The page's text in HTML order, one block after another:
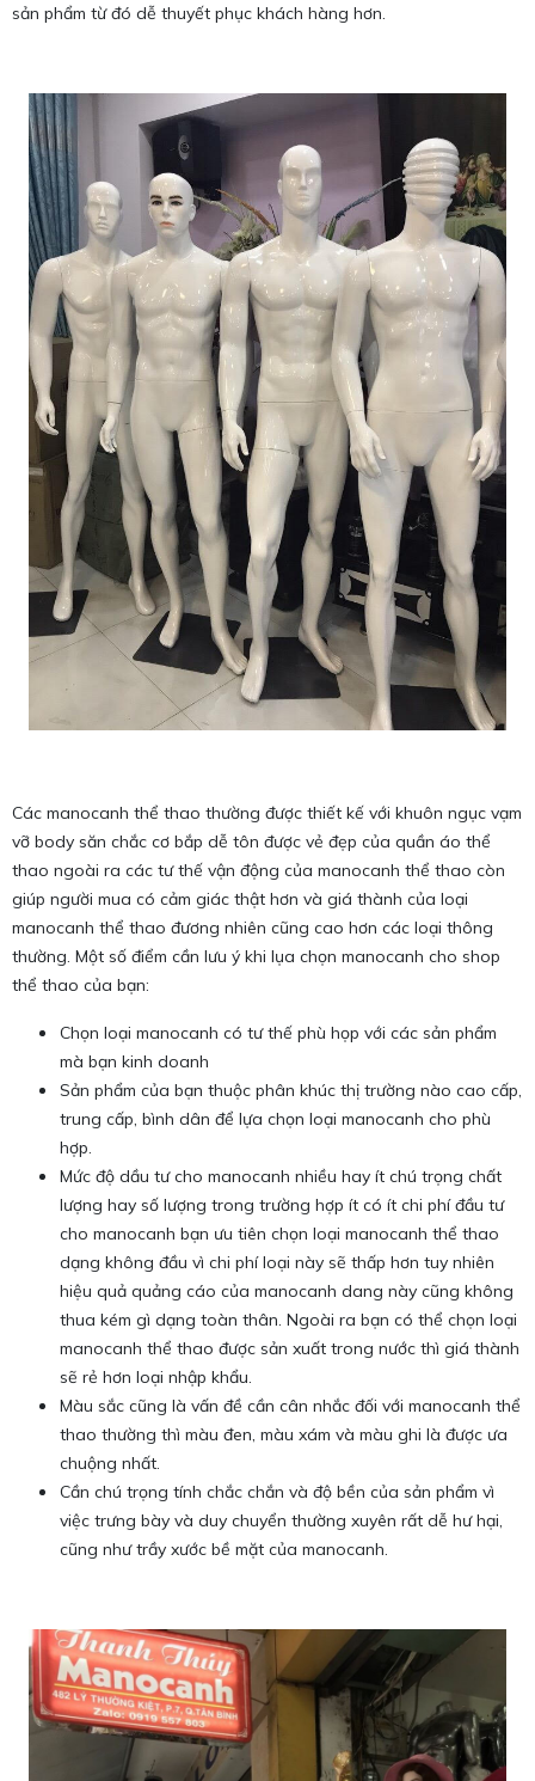
sản phẩm từ đó dễ thuyết phục khách hàng hơn.
Các manocanh thể thao thường được thiết kế với khuôn ngục vạm
vỡ body săn chắc cơ bắp dễ tôn được vẻ đẹp của quần áo thể
thao ngoài ra các tư thế vận động của manocanh thể thao còn
giúp người mua có cảm giác thật hơn và giá thành của loại
manocanh thể thao đương nhiên cũng cao hơn các loại thông
thường. Một số điểm cần lưu ý khi lụa chọn manocanh cho shop
thể thao của bạn:
Chọn loại manocanh có tư thế phù họp với các sản phẩm
mà bạn kinh doanh
Sản phẩm của bạn thuộc phân khúc thị trường nào cao cấp,
trung cấp, bình dân để lựa chọn loại manocanh cho phù
hợp.
Mức độ dầu tư cho manocanh nhiều hay ít chú trọng chất
lượng hay số lượng trong trường hợp ít có ít chi phí đầu tư
cho manocanh bạn ưu tiên chọn loại manocanh thể thao
dạng không đầu vì chi phí loại này sẽ thấp hơn tuy nhiên
hiệu quả quảng cáo của manocanh dang này cũng không
thua kém gì dạng toàn thân. Ngoài ra bạn có thể chọn loại
manocanh thể thao được sản xuất trong nước thì giá thành
sẽ rẻ hơn loại nhập khẩu.
Màu sắc cũng là vấn đề cần cân nhắc đối với manocanh thể
thao thường thì màu đen, màu xám và màu ghi là được ưa
chuộng nhất.
Cần chú trọng tính chắc chắn và độ bền của sản phẩm vì
việc trưng bày và duy chuyển thường xuyên rất dễ hư hại,
cũng như trầy xước bề mặt của manocanh.